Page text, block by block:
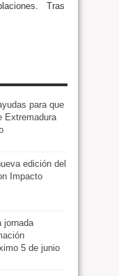
Tras
para que
Extremadura
edición del
Impacto
jornada
5 de junio